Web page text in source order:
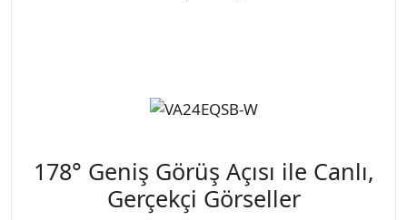
178° Geniş Görüş Açısı ile Canlı,
Gerçekçi Görseller